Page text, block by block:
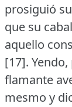
prosiguió
que su
aquello
[17].
flamante
mesmo y